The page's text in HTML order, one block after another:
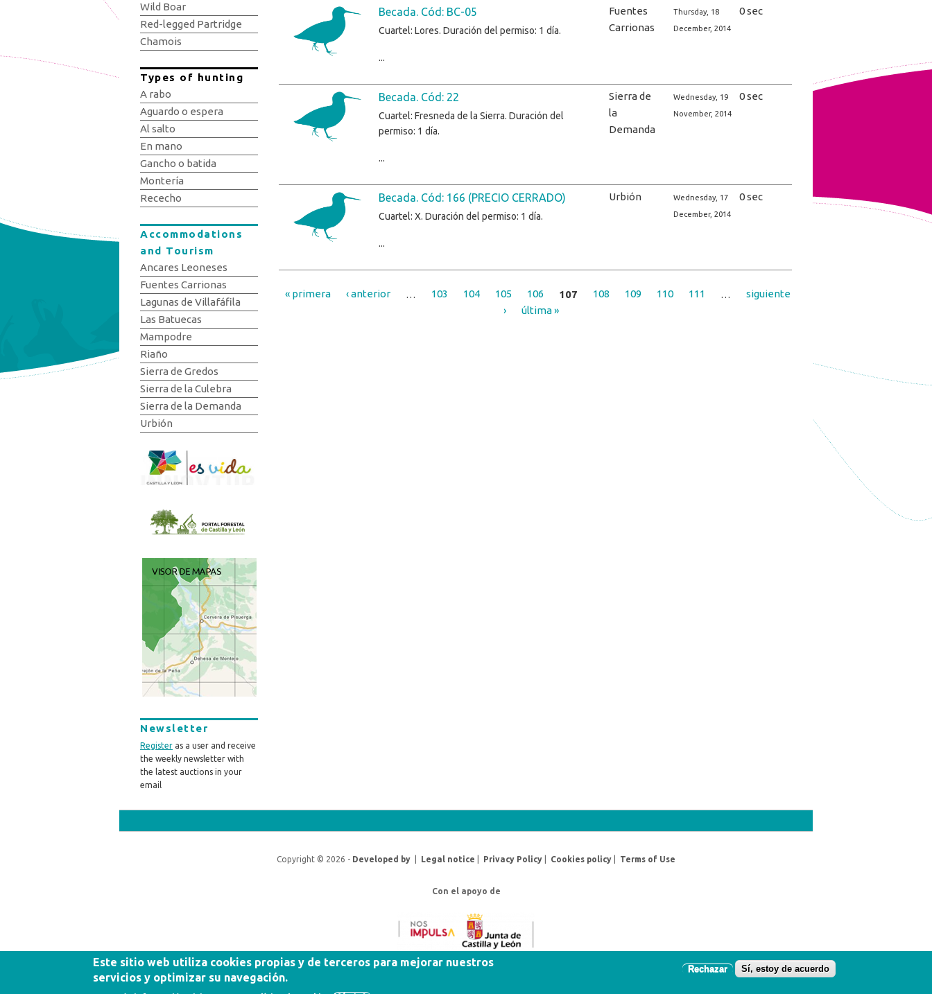
Becada. Cód: BC-05
Cuartel: Lores. Duración del permiso: 1 día.
...
Fuentes
Carrionas
Thursday, 18
December, 2014
0 sec
Becada. Cód: 22
Cuartel: Fresneda de la Sierra. Duración del
permiso: 1 día.
...
Sierra de
la
Demanda
Wednesday, 19
November, 2014
0 sec
Becada. Cód: 166 (PRECIO CERRADO)
Cuartel: X. Duración del permiso: 1 día.
...
Urbión
Wednesday, 17
December, 2014
0 sec
Pages
« primera ‹ anterior 103 104 105 106 107 108 109 110 111
siguiente
›
última »
Wild Boar
Red-legged Partridge
Chamois
Types of hunting
A rabo
Aguardo o espera
Al salto
En mano
Gancho o batida
Montería
Rececho
Accommodations
and Tourism
Ancares Leoneses
Fuentes Carrionas
Lagunas de Villafáfila
Las Batuecas
Mampodre
Riaño
Sierra de Gredos
Sierra de la Culebra
Sierra de la Demanda
Urbión
Newsletter
Register as a user and receive
the weekly newsletter with
the latest auctions in your
email
Copyright © 2026 - Developed by Legal notice Privacy Policy Cookies policy Terms of Use
Con el apoyo de
Este sitio web utiliza cookies propias y de terceros para mejorar nuestros
servicios y optimizar su navegación.
Rechazar Sí, estoy de acuerdo